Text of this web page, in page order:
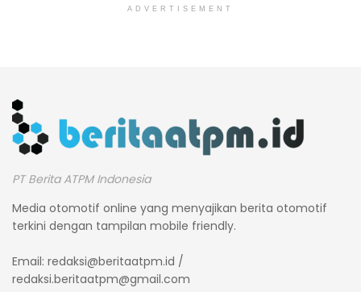
ADVERTISEMENT
PT Berita ATPM Indonesia
Media otomotif online yang menyajikan berita otomotif
terkini dengan tampilan mobile friendly.
Email: redaksi@beritaatpm.id /
redaksi.beritaatpm@gmail.com